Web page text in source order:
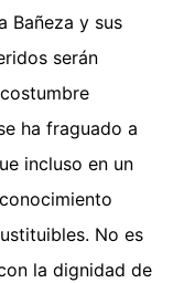
Bañeza y sus
serán
ha fraguado a
incluso en un
No es
la dignidad de